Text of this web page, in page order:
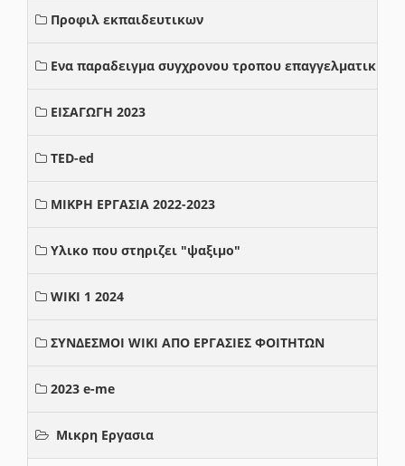
Προφιλ εκπαιδευτικων
Ενα παραδειγμα συγχρονου τροπου επαγγελματικης
ΕΙΣΑΓΩΓΗ 2023
TED-ed
ΜΙΚΡΗ ΕΡΓΑΣΙΑ 2022-2023
Υλικο που στηριζει "ψαξιμο"
WIKI 1 2024
ΣΥΝΔΕΣΜΟΙ WIKI ΑΠΟ ΕΡΓΑΣΙΕΣ ΦΟΙΤΗΤΩΝ
2023 e-me
Μικρη Εργασια